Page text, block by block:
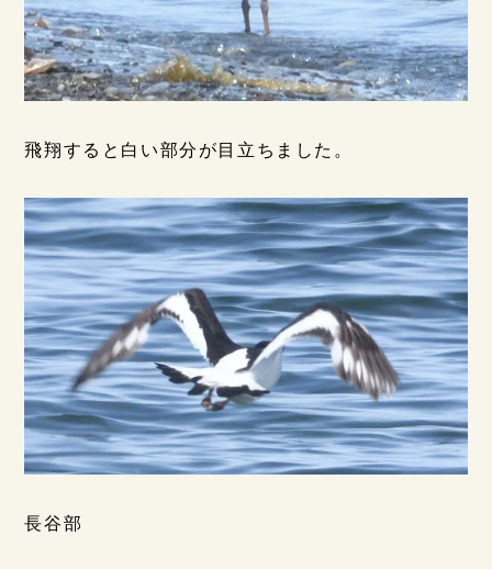
飛翔すると白い部分が目立ちました。
長谷部